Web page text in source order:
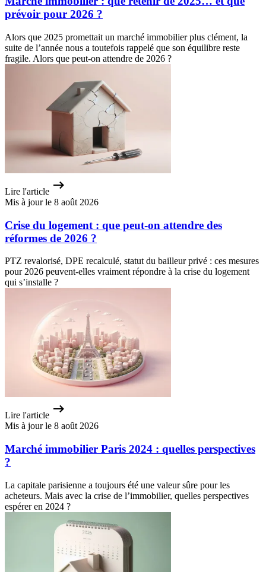
prévoir pour 2026 ?
Alors que 2025 promettait un marché immobilier plus clément, la
suite de l’année nous a toutefois rappelé que son équilibre reste
fragile. Alors que peut-on attendre de 2026 ?
Lire l'article
Mis à jour le 8 août 2026
Crise du logement : que peut-on attendre des
réformes de 2026 ?
PTZ revalorisé, DPE recalculé, statut du bailleur privé : ces mesures
pour 2026 peuvent-elles vraiment répondre à la crise du logement
qui s’installe ?
Lire l'article
Mis à jour le 8 août 2026
Marché immobilier Paris 2024 : quelles perspectives
?
La capitale parisienne a toujours été une valeur sûre pour les
acheteurs. Mais avec la crise de l’immobilier, quelles perspectives
espérer en 2024 ?